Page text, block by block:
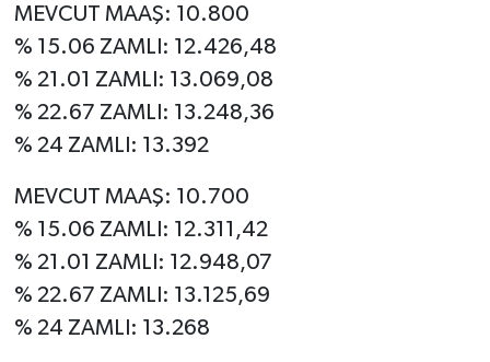
MEVCUT MAAŞ: 10.800
% 15.06 ZAMLI: 12.426,48
% 21.01 ZAMLI: 13.069,08
% 22.67 ZAMLI: 13.248,36
% 24 ZAMLI: 13.392
MEVCUT MAAŞ: 10.700
% 15.06 ZAMLI: 12.311,42
% 21.01 ZAMLI: 12.948,07
% 22.67 ZAMLI: 13.125,69
% 24 ZAMLI: 13.268